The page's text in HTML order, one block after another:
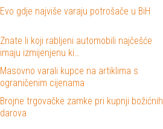
Evo gdje najviše varaju potrošače u BiH
Znate li koji rabljeni automobili najčešće
imaju izmijenjenu ki…
Masovno varali kupce na artiklima s
ograničenim cijenama
Brojne trgovačke zamke pri kupnji božićnih
darova